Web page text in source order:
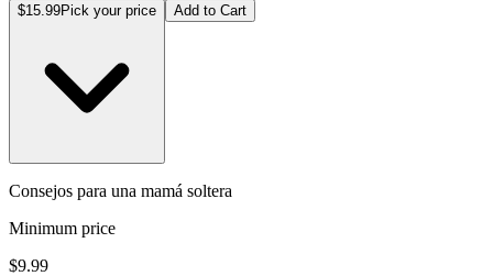
$15.99Pick your price Add to Cart
Consejos para una mamá soltera
Minimum price
$9.99